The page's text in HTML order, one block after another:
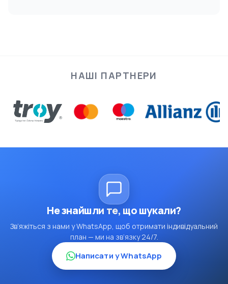
НАШІ ПАРТНЕРИ
Не знайшли те, що шукали?
Зв’яжіться з нами у WhatsApp, щоб отримати індивідуальний
план — ми на зв’язку 24/7.
Написати у WhatsApp